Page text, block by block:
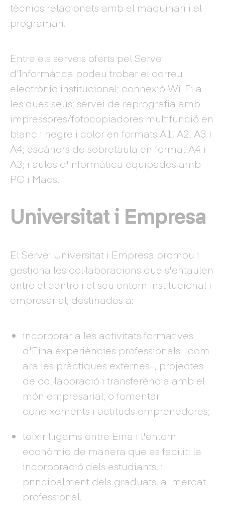
tècnics relacionats amb el maquinari i el
programari.
Entre els serveis oferts pel Servei
d'Informàtica podeu trobar el correu
electrònic institucional; connexió Wi-Fi a
les dues seus; servei de reprografia amb
impressores/fotocopiadores multifunció en
blanc i negre i color en formats A1, A2, A3 i
A4; escàners de sobretaula en format A4 i
A3; i aules d'informàtica equipades amb
PC i Macs.
Universitat i Empresa
El Servei Universitat i Empresa promou i
gestiona les col·laboracions que s'entaulen
entre el centre i el seu entorn institucional i
empresarial, destinades a:
incorporar a les activitats formatives
d'Eina experiències professionals –com
ara les pràctiques externes–, projectes
de col·laboració i transferència amb el
món empresarial, o fomentar
coneixements i actituds emprenedores;
teixir lligams entre Eina i l'entorn
econòmic de manera que es faciliti la
incorporació dels estudiants, i
principalment dels graduats, al mercat
professional.